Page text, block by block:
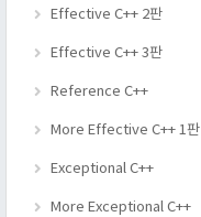
Effective C++ 2판
Effective C++ 3판
Reference C++
More Effective C++ 1판
Exceptional C++
More Exceptional C++